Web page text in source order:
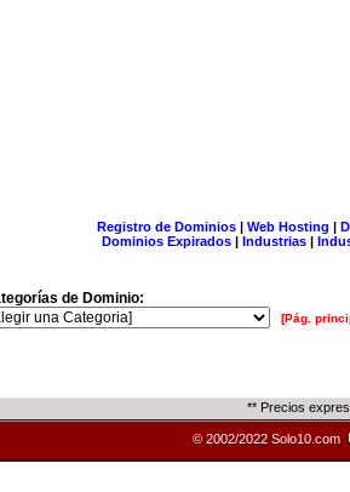
Registro de Dominios| Web Hosting |
Dominios Expirados | Industrias |
de Dominio:
[Pág.
** Precios
© 2002/2022 Solo10.com